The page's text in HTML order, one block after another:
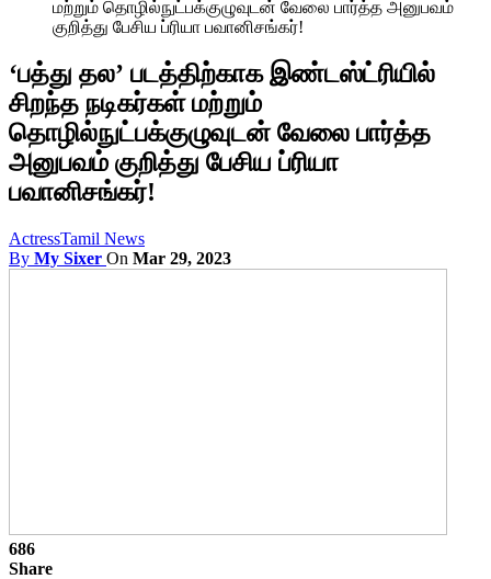
மற்றும் தொழில்நுட்பக்குழுவுடன் வேலை பார்த்த அனுபவம்
குறித்து பேசிய ப்ரியா பவானிசங்கர்!
‘பத்து தல’ படத்திற்காக இண்டஸ்ட்ரியில்
சிறந்த நடிகர்கள் மற்றும்
தொழில்நுட்பக்குழுவுடன் வேலை பார்த்த
அனுபவம் குறித்து பேசிய ப்ரியா
பவானிசங்கர்!
ActressTamil News
By My Sixer On Mar 29, 2023
686
Share